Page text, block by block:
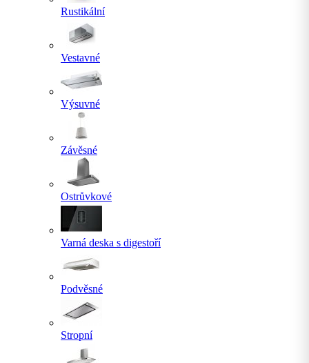
Rustikální
Vestavné
Výsuvné
Závěsné
Ostrůvkové
Varná deska s digestoří
Podvěsné
Stropní